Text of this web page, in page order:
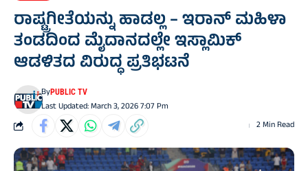
ರಾಷ್ಟ್ರಗೀತೆಯನ್ನು ಹಾಡಲ್ಲ – ಇರಾನ್‌ ಮಹಿಳಾ
ತಂಡದಿಂದ ಮೈದಾನದಲ್ಲೇ ಇಸ್ಲಾಮಿಕ್‌
ಆಡಳಿತದ ವಿರುದ್ಧ ಪ್ರತಿಭಟನೆ
Last Updated: March 3, 2026 7:07 Pm
ByPUBLIC TV
2 Min Read